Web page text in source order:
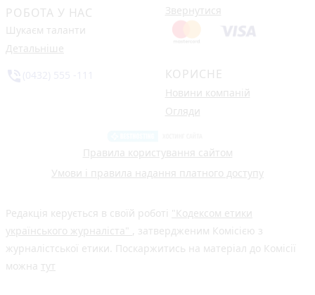
РОБОТА У НАС
Шукаєм таланти
Детальніше
Звернутися
КОРИСНЕ
Новини компаній
Огляди
Правила користування сайтом
Умови і правила надання платного доступу
Редакція керується в своїй роботі "Кодексом етики
українського журналіста" , затвердженим Комісією з
журналістської етики. Поскаржитись на матеріал до Комісії
можна тут